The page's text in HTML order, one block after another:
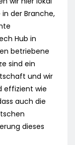
der Branche,
Hub in
betriebene
sind ein
und wir
effizient wie
auch die
dieses